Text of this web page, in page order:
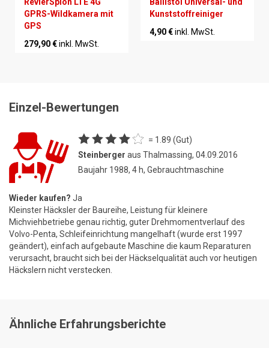
GPRS-Wildkamera mit
GPS
279,90 €inkl. MwSt.
Kunststoffreiniger
4,90 €inkl. MwSt.
Einzel-Bewertungen
= 1.89 (Gut)
Steinberger aus Thalmassing, 04.09.2016
Baujahr 1988, 4 h, Gebrauchtmaschine
Wieder kaufen? Ja
Kleinster Häcksler der Baureihe, Leistung für kleinere
Michviehbetriebe genau richtig, guter Drehmomentverlauf des
Volvo-Penta, Schleifeinrichtung mangelhaft (wurde erst 1997
geändert), einfach aufgebaute Maschine die kaum Reparaturen
verursacht, braucht sich bei der Häckselqualität auch vor heutigen
Häckslern nicht verstecken.
Ähnliche Erfahrungsberichte